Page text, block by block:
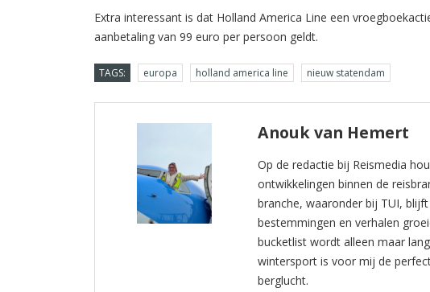
Extra interessant is dat Holland America Line een
aanbetaling van 99 euro per persoon geldt.
TAGS: europa holland america line nieuw statendam
Anouk van Hemert
Op de redactie bij Reismedia
ontwikkelingen binnen de
branche, waaronder bij TUI,
bestemmingen en verhalen
bucketlist wordt alleen maar
wintersport is voor mij de
berglucht.